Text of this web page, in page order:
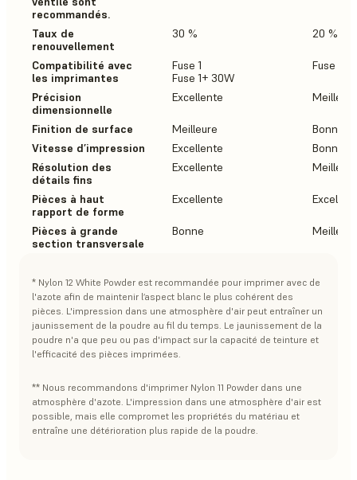
recommandés.
Taux de
renouvellement
30 % 20 %
Compatibilité avec
les imprimantes
Fuse 1
Fuse 1+ 30W
Fuse 1+
Précision
dimensionnelle
Excellente Meilleure
Finition de surface Meilleure
Bonne
Vitesse d’impression
Excellente
Bonne
Résolution des
détails fins
Excellente Meilleure
Pièces à haut
rapport de forme
Excellente
Pièces à grande
section transversale
Bonne Meilleure
* Nylon 12 White Powder est recommandée pour imprimer avec de
l'azote afin de maintenir l’aspect blanc le plus cohérent des
pièces. L'impression dans une atmosphère d'air peut entraîner un
jaunissement de la poudre au fil du temps. Le jaunissement de la
poudre n'a que peu ou pas d'impact sur la capacité de teinture et
l'efficacité des pièces imprimées.
** Nous recommandons d'imprimer Nylon 11 Powder dans une
atmosphère d'azote. L'impression dans une atmosphère d'air est
possible, mais elle compromet les propriétés du matériau et
entraîne une détérioration plus rapide de la poudre.